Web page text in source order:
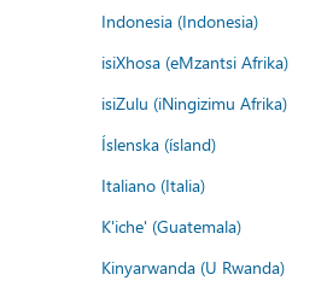
Indonesia (Indonesia)
isiXhosa (eMzantsi Afrika)
isiZulu (iNingizimu Afrika)
Íslenska (ísland)
Italiano (Italia)
K'iche' (Guatemala)
Kinyarwanda (U Rwanda)